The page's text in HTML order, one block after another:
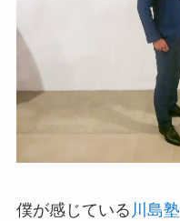
僕が感じている 川島塾